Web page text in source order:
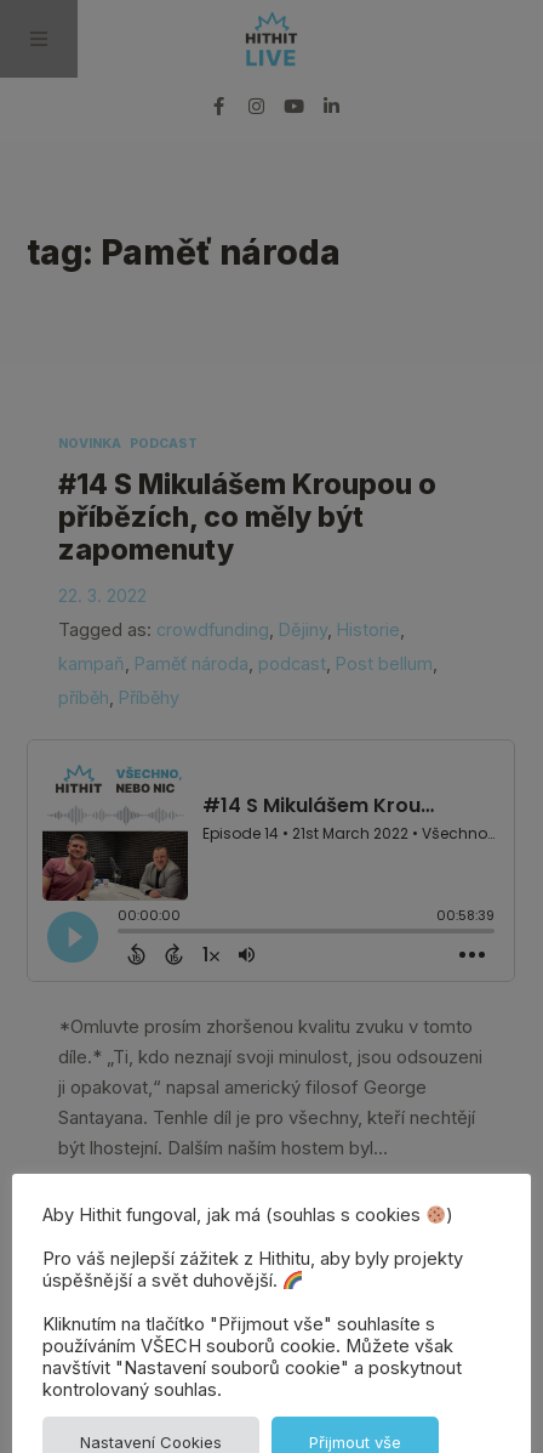
PODCAST
tag: Paměť národa
NOVINKA PODCAST
#14 S Mikulášem Kroupou o
příbězích, co měly být
zapomenuty
22. 3. 2022
Tagged as: crowdfunding Dějiny, Historie
kampaň
Paměť národa podcast Post bellum
příběh Příběhy
*Omluvte prosím zhoršenou kvalitu zvuku v tomto
díle.* „Ti, kdo neznají svoji minulost, jsou odsouzeni
ji opakovat,“ napsal americký filosof George
Santayana. Tenhle díl je pro všechny, kteří nechtějí
být lhostejní. Dalším naším hostem byl...
Přidat
Denisa | Věrozvěst
Aby Hithit fungoval, jak má (souhlas s cookies
)
Pro váš nejlepší zážitek z Hithitu, aby byly projekty
úspěšnější a svět duhovější.
Kliknutím na tlačítko "Přijmout vše" souhlasíte s
používáním VŠECH souborů cookie. Můžete však
navštívit "Nastavení souborů cookie" a poskytnout
kontrolovaný souhlas.
Nastavení Cookies Přijmout vše